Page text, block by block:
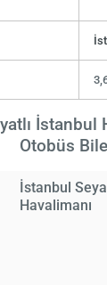
İstanbul
Otobüs
İstanbul
Havalimanı